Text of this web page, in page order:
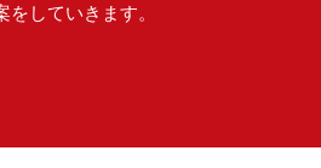
していきます。